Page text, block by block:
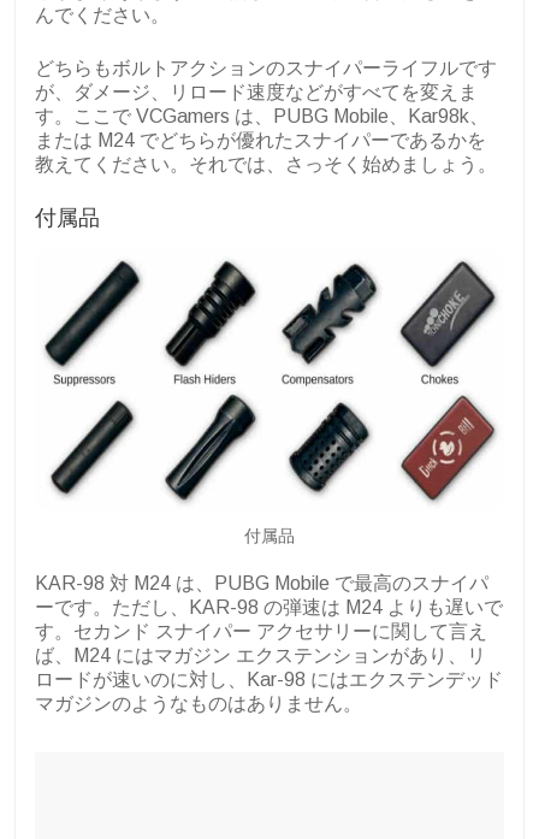
んでください。
どちらもボルトアクションのスナイパーライフルです
が、ダメージ、リロード速度などがすべてを変えま
す。ここで VCGamers は、PUBG Mobile、Kar98k、
または M24 でどちらが優れたスナイパーであるかを
教えてください。それでは、さっそく始めましょう。
付属品
付属品
KAR-98 対 M24 は、PUBG Mobile で最高のスナイパ
ーです。ただし、KAR-98 の弾速は M24 よりも遅いで
す。セカンド スナイパー アクセサリーに関して言え
ば、M24 にはマガジン エクステンションがあり、リ
ロードが速いのに対し、Kar-98 にはエクステンデッド
マガジンのようなものはありません。